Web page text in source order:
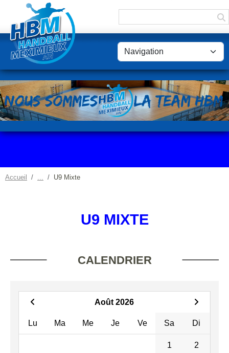
Accueil U9 Mixte
U9 MIXTE
CALENDRIER
Août 2026
Lu Ma Me Je Ve Sa Di
1 2
Panneau de gestion des cookies